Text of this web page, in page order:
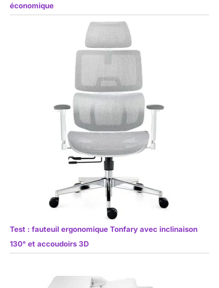
économique
Test : fauteuil ergonomique Tonfary avec inclinaison
130° et accoudoirs 3D